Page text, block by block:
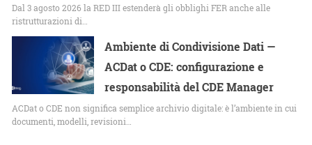
Dal 3 agosto 2026 la RED III estenderà gli obblighi FER anche alle
ristrutturazioni di…
Ambiente di Condivisione Dati —
ACDat o CDE: configurazione e
responsabilità del CDE Manager
ACDat o CDE non significa semplice archivio digitale: è l’ambiente in cui
documenti, modelli, revisioni…